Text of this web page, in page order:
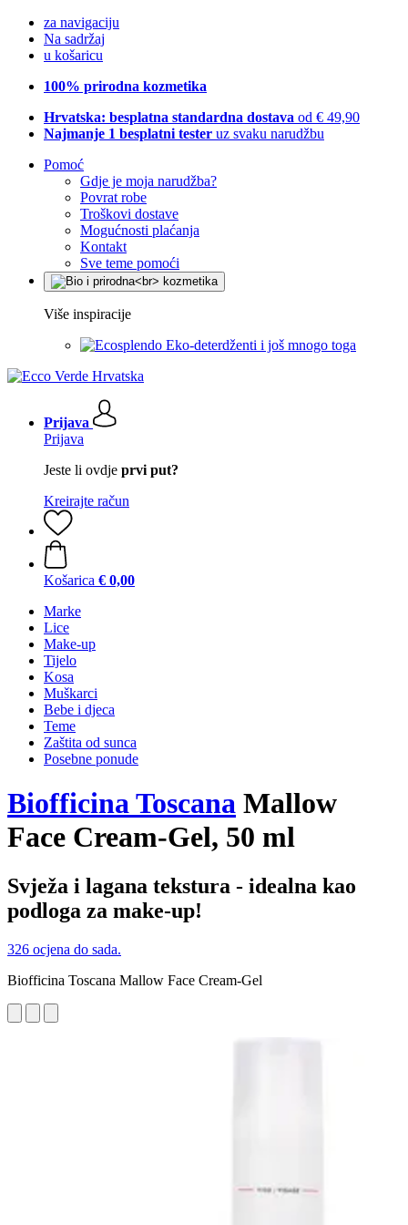
za navigaciju
Na sadržaj
u košaricu
100% prirodna kozmetika
Hrvatska: besplatna standardna dostava od € 49,90
Najmanje 1 besplatni tester uz svaku narudžbu
Pomoć
Gdje je moja narudžba?
Povrat robe
Troškovi dostave
Mogućnosti plaćanja
Kontakt
Sve teme pomoći
Više inspiracije
Eko-deterdženti i još mnogo toga
Prijava
Prijava
Jeste li ovdje prvi put?
Kreirajte račun
Košarica € 0,00
Marke
Lice
Make-up
Tijelo
Kosa
Muškarci
Bebe i djeca
Teme
Zaštita od sunca
Posebne ponude
Biofficina Toscana Mallow
Face Cream-Gel, 50 ml
Svježa i lagana tekstura - idealna kao
podloga za make-up!
326 ocjena do sada.
Biofficina Toscana Mallow Face Cream-Gel